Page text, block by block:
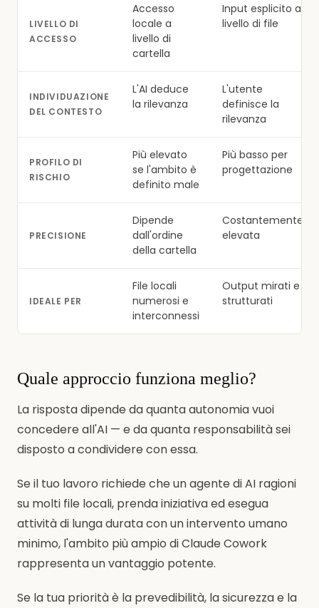
LIVELLO DI
ACCESSO
Accesso
locale a
livello di
cartella
Input esplicito a
livello di file
INDIVIDUAZIONE
DEL CONTESTO
L'AI deduce
la rilevanza
L'utente
definisce la
rilevanza
PROFILO DI
RISCHIO
Più elevato
se l'ambito è
definito male
Più basso per
progettazione
PRECISIONE
Dipende
dall'ordine
della cartella
Costantemente
elevata
IDEALE PER
File locali
numerosi e
interconnessi
Output mirati e
strutturati
Quale approccio funziona meglio?
La risposta dipende da quanta autonomia vuoi
concedere all'AI — e da quanta responsabilità sei
disposto a condividere con essa.
Se il tuo lavoro richiede che un agente di AI ragioni
su molti file locali, prenda iniziativa ed esegua
attività di lunga durata con un intervento umano
minimo, l'ambito più ampio di Claude Cowork
rappresenta un vantaggio potente.
Se la tua priorità è la prevedibilità, la sicurezza e la